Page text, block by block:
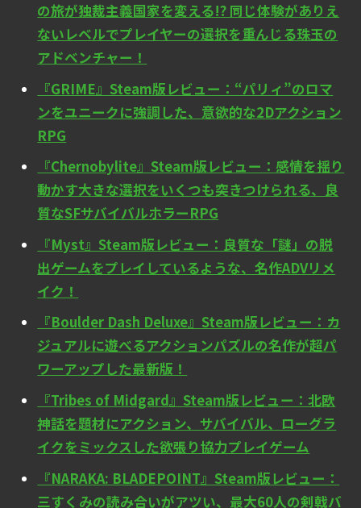
の旅が独裁主義国家を変える!? 同じ体験がありえ
ないレベルでプレイヤーの選択を重んじる珠玉の
アドベンチャー！
『GRIME』Steam版レビュー：“パリィ”のロマ
ンをユニークに強調した、意欲的な2Dアクション
RPG
『Chernobylite』Steam版レビュー：感情を揺り
動かす大きな選択をいくつも突きつけられる、良
質なSFサバイバルホラーRPG
『Myst』Steam版レビュー：良質な「謎」の脱
出ゲームをプレイしているような、名作ADVリメ
イク！
『Boulder Dash Deluxe』Steam版レビュー：カ
ジュアルに遊べるアクションパズルの名作が超パ
ワーアップした最新版！
『Tribes of Midgard』Steam版レビュー：北欧
神話を題材にアクション、サバイバル、ローグラ
イクをミックスした欲張り協力プレイゲーム
『NARAKA: BLADEPOINT』Steam版レビュー：
三すくみの読み合いがアツい、最大60人の剣戟バ